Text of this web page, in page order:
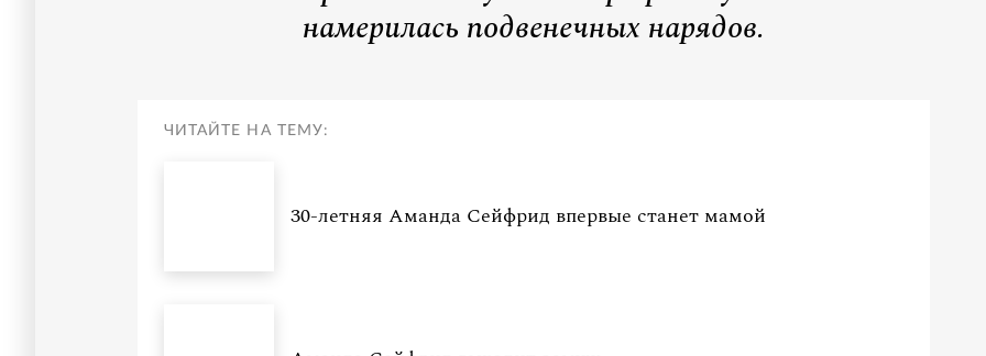
намерилась подвенечных нарядов.
ЧИТАЙТЕ НА ТЕМУ:
30-летняя Аманда Сейфрид впервые станет мамой